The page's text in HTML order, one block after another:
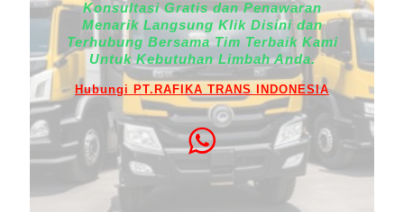
Konsultasi Gratis dan Penawaran
Menarik Langsung Klik Disini dan
Terhubung Bersama Tim Terbaik Kami
Untuk Kebutuhan Limbah Anda.
Hubungi PT.RAFIKA TRANS INDONESIA